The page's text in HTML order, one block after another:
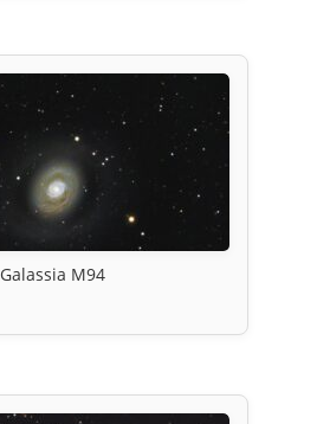
Galassia M94